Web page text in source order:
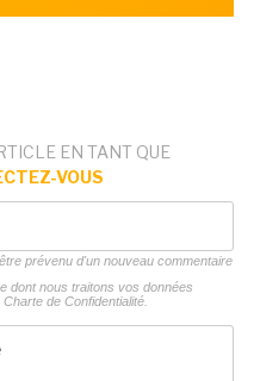
EN TANT QUE
VOUS
prévenu d'un nouveau commentaire
dont nous traitons vos données
Charte de Confidentialité.